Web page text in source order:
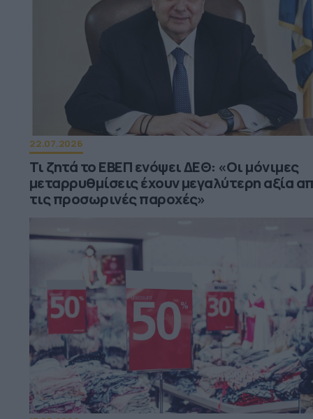
22.07.2026
Τι ζητά το ΕΒΕΠ ενόψει ΔΕΘ: «Οι μόνιμες
μεταρρυθμίσεις έχουν μεγαλύτερη αξία
τις προσωρινές παροχές»